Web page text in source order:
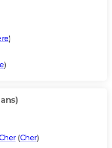
)
)
(Cher)